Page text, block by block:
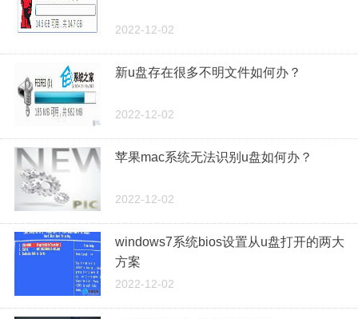
2022-12-02
新u盘存在很多不明文件如何办？
2022-12-02
苹果mac系统无法识别u盘如何办？
2022-12-02
windows7系统bios设置从u盘打开的两大
方案
2022-12-02